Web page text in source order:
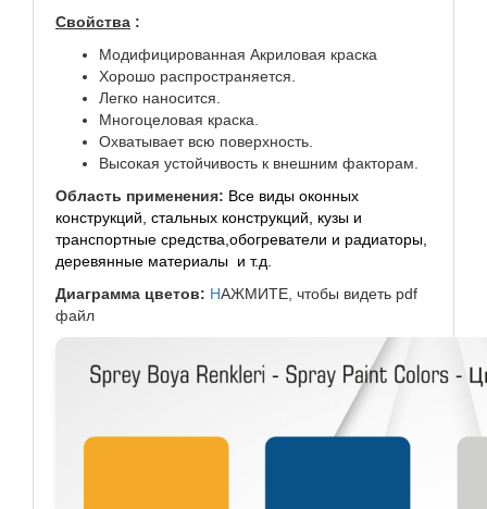
Свойства :
Модифицированная Акриловая краска
Хорошо распространяется.
Легко наносится.
Многоцеловая краска.
Охватывает всю поверхность.
Высокая устойчивость к внешним факторам.
Область применения: Все виды оконных
конструкций, стальных конструкций, кузы и
транспортные средства,обогреватели и радиаторы,
деревянные материалы и т.д.
Диаграмма цветов: НАЖМИТЕ, чтобы видеть pdf
файл